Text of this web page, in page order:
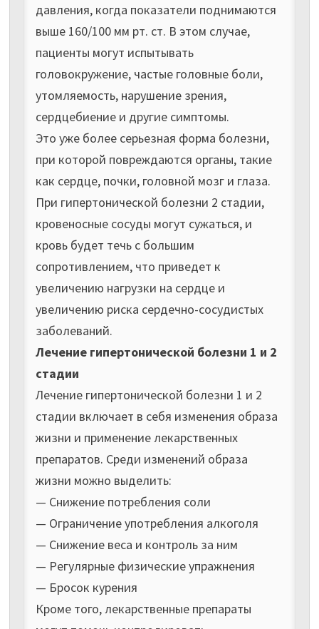
давления, когда показатели поднимаются
выше 160/100 мм рт. ст. В этом случае,
пациенты могут испытывать
головокружение, частые головные боли,
утомляемость, нарушение зрения,
сердцебиение и другие симптомы.
Это уже более серьезная форма болезни,
при которой повреждаются органы, такие
как сердце, почки, головной мозг и глаза.
При гипертонической болезни 2 стадии,
кровеносные сосуды могут сужаться, и
кровь будет течь с большим
сопротивлением, что приведет к
увеличению нагрузки на сердце и
увеличению риска сердечно-сосудистых
заболеваний.
Лечение гипертонической болезни 1 и 2
стадии
Лечение гипертонической болезни 1 и 2
стадии включает в себя изменения образа
жизни и применение лекарственных
препаратов. Среди изменений образа
жизни можно выделить:
— Снижение потребления соли
— Ограничение употребления алкоголя
— Снижение веса и контроль за ним
— Регулярные физические упражнения
— Бросок курения
Кроме того, лекарственные препараты